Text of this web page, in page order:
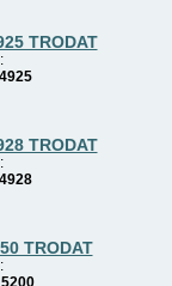
TRODAT
TRODAT
TRODAT